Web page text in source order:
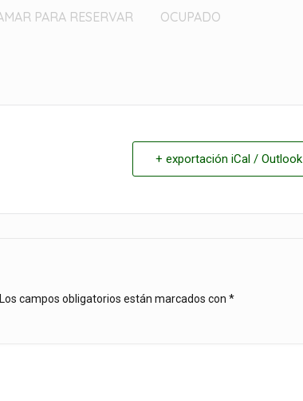
+ exportación iCal / Outlook
Los campos obligatorios están marcados con *